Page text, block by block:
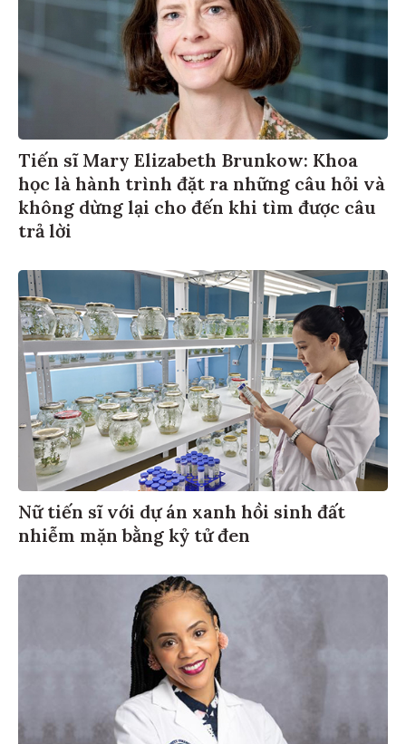
Tiến sĩ Mary Elizabeth Brunkow: Khoa
học là hành trình đặt ra những câu hỏi và
không dừng lại cho đến khi tìm được câu
trả lời
Nữ tiến sĩ với dự án xanh hồi sinh đất
nhiễm mặn bằng kỷ tử đen